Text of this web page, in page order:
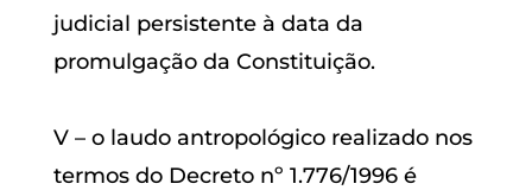
judicial persistente à data da
promulgação da Constituição.
V – o laudo antropológico realizado nos
termos do Decreto nº 1.776/1996 é